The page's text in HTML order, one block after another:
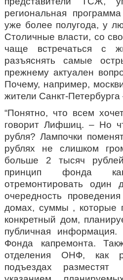
региональная
уже более полугода, у
Столичные власти, со
чаще встречаться с
разъяснять самые
прежнему актуален
Почему, например,
жители Санкт-Петербурга
“Понятно, что всем
говорит Лифшиц. – Но
рубля? Лампочки
рублях не слишком
больше 2 тысяч
принцип фонда
отремонтировать
очередность
домах, суммы , которые
конкретный дом,
публичная
Фонда капремонта.
отделения ОНФ, как
подъездах